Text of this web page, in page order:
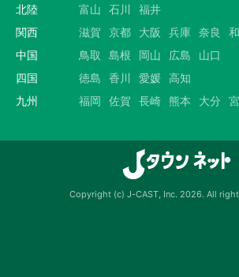
北陸
富山 石川
福井
関西
滋賀 京都 大阪 兵庫 奈良
中国
鳥取 島根 岡山 広島
山口
四国
徳島 香川 愛媛 高知
九州
福岡 佐賀 長崎 熊本 大分
Copyright (c) J-CAST, Inc. 2026. All